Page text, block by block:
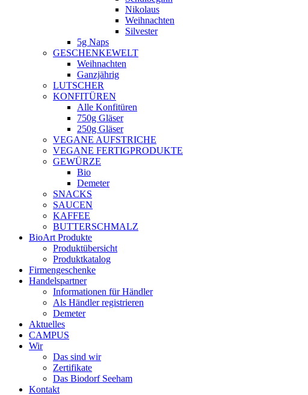
Nikolaus
Weihnachten
Silvester
5g Naps
GESCHENKEWELT
Weihnachten
Ganzjährig
LUTSCHER
KONFITÜREN
Alle Konfitüren
750g Gläser
250g Gläser
VEGANE AUFSTRICHE
VEGANE FERTIGPRODUKTE
GEWÜRZE
Bio
Demeter
SNACKS
SAUCEN
KAFFEE
BUTTERSCHMALZ
BioArt Produkte
Produktübersicht
Produktkatalog
Firmengeschenke
Handelspartner
Informationen für Händler
Als Händler registrieren
Demeter
Aktuelles
CAMPUS
Wir
Das sind wir
Zertifikate
Das Biodorf Seeham
Kontakt